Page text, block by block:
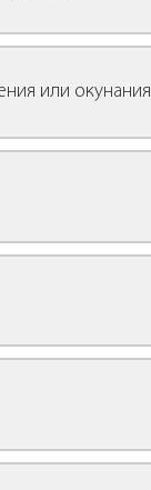
или окунания